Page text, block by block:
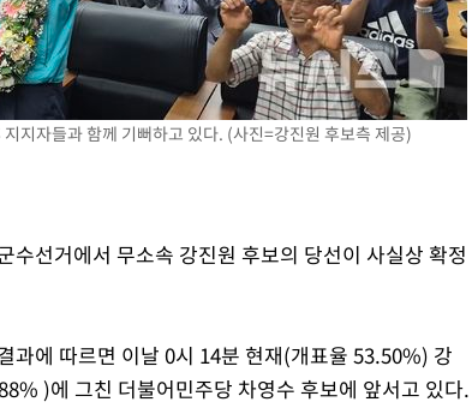
9곳
두차
지자들과 함께 기뻐하고 있다. (사진=강진원 후보측 제공)
선거에서 무소속 강진원 후보의 당선이 사실상 확정
과에 따르면 이날 0시 14분 현재(개표율 53.50%) 강
)에 그친 더불어민주당 차영수 후보에 앞서고 있다.